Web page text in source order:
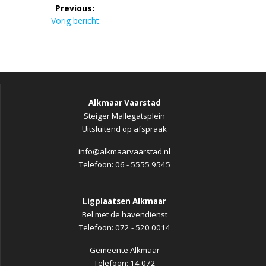
navigatie
Previous:
Previous
Vorig bericht
Alkmaar Vaarstad
Steiger Mallegatsplein
Uitsluitend op afspraak
info@alkmaarvaarstad.nl
Telefoon: 06 - 5555 9545
Ligplaatsen Alkmaar
Bel met de havendienst
Telefoon: 072 - 520 0014
Gemeente Alkmaar
Telefoon: 14 072